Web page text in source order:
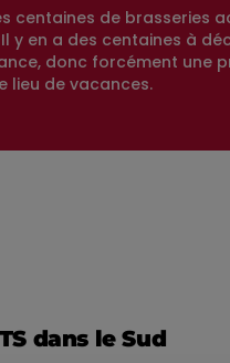
centaines de brasseries
y en a des centaines à
donc forcément une
lieu de vacances.
dans le Sud